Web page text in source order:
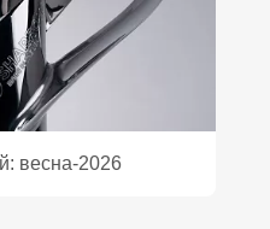
весна‑2026